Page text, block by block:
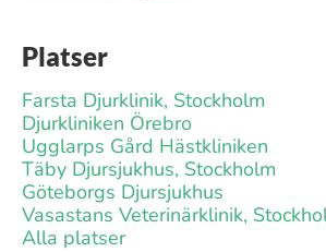
Platser
Farsta Djurklinik, Stockholm
Djurkliniken Örebro
Ugglarps Gård Hästkliniken
Täby Djursjukhus, Stockholm
Göteborgs Djursjukhus
Vasastans Veterinärklinik,
Alla platser